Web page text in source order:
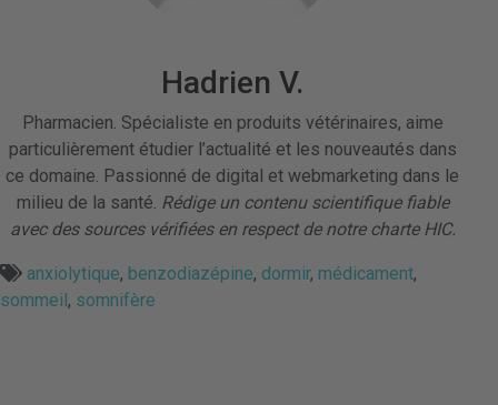
Hadrien V.
Pharmacien. Spécialiste en produits vétérinaires, aime
particulièrement étudier l’actualité et les nouveautés dans
ce domaine. Passionné de digital et webmarketing dans le
milieu de la santé. Rédige un contenu scientifique fiable
avec des sources vérifiées en respect de notre charte HIC.
anxiolytique, benzodiazépine, dormir, médicament,
sommeil, somnifère